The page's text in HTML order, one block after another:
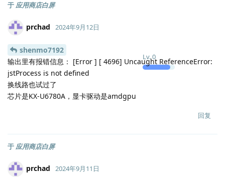
于应用商店白屏
prchad
Lv.0
2024年9月12日
shenmo7192
输出里有报错信息： [Error ] [ 4696] Uncaught ReferenceError:
jstProcess is not defined
换线路也试过了
芯片是KX-U6780A，显卡驱动是amdgpu
回复
于应用商店白屏
prchad 2024年9月11日